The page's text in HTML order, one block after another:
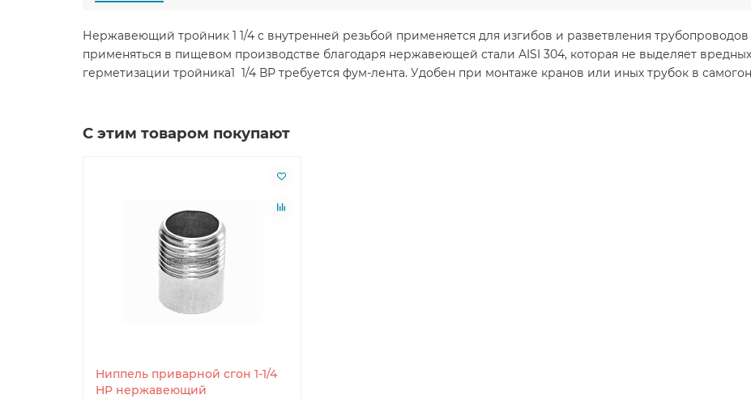
Нержавеющий тройник 1 1/4 с внутренней резьбой применяется для изгибов и разветвления
применяться в пищевом производстве благодаря нержавеющей стали AISI 304, которая не выделяет
герметизации тройника1 1/4 ВР требуется фум-лента. Удобен при монтаже кранов или иных трубок в
С этим товаром покупают
Ниппель приварной сгон 1-1/4
НР нержавеющий